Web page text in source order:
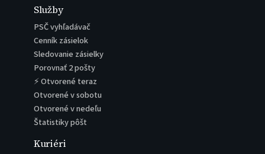
Služby
PSČ vyhľadávač
Cenník zásielok
Sledovanie zásielky
Porovnať 2 pošty
⚡ Otvorené teraz
Otvorené v sobotu
Otvorené v nedeľu
Štatistiky pôšt
Kuriéri